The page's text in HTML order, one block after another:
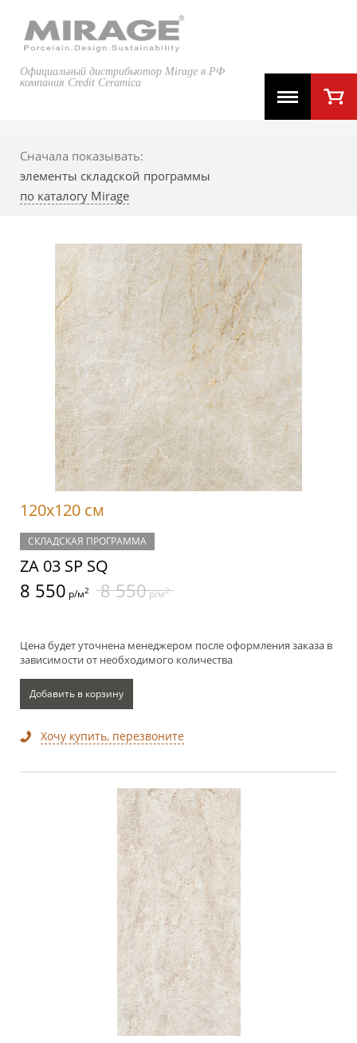
Официальный дистрибьютор Mirage в РФ
компания Credit Ceramica
Сначала показывать:
элементы складской программы
по каталогу Mirage
120x120 см
СКЛАДСКАЯ ПРОГРАММА
ZA 03 SP SQ
8 550 р/м2 8 550р/м2
Цена будет уточнена менеджером после оформления заказа в
зависимости от необходимого количества
Добавить в корзину
Хочу купить, перезвоните